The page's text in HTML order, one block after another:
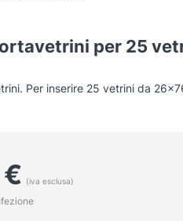
per 25
Per inserire 25 vetrini da
€ (iva esclusa)